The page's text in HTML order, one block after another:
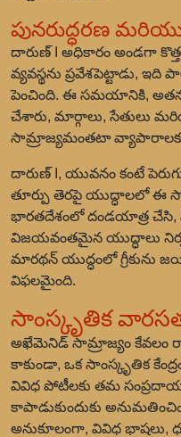
పునరుద్ధరణ
దారుణ్ I అధికారం అండగా
వ్యవస్థను ప్రవేశపెట్టాడు,
పెంచింది. ఈ సమయానికి, అతను
చేశారు, మార్గాలు, సేతులు
సామ్రాజ్యమంతటా
దారుణ్ I, యువనం కంటే
తూర్పు తెరపై యుద్ధాలలో ఈ
భారతదేశంలో దండయాత్ర చేసి,
విజయవంతమైన యుద్ధాలు
మారథన్ యుద్ధంలో గ్రీకు‌ను
విఫలమైంది.
సాంస్కృతిక
అఖేమెనిడ్ సామ్రాజ్యం కేవలం
కాకుండా, ఒక సాంస్కృతిక
వివిధ పోటీలకు తమ
కాపాడుకుందుకు
అనుకూలంగా, వివిధ